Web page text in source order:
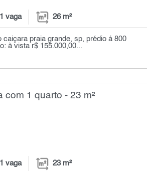
1 vaga 26 m²
caiçara praia grande, sp, prédio á 800
à vista r$ 155.000,00...
com 1 quarto - 23 m²
1 vaga 23 m²